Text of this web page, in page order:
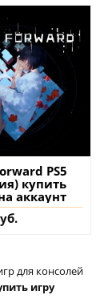
PS5
купить
аккаунт
для консолей
игру